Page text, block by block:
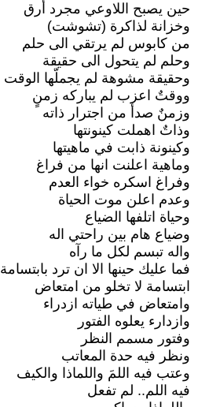
حين يصبح اللاوعي مجرد أرق
وخزانة لذاكرة (تشوشت)
من كابوس لم يرتقي الى حلم
وحلم لم يتحول الى حقيقة
وحقيقة مشوهة لم يجملّها الوقت
ووقتٌ اعزب لم يباركه زمنٍ
وزمنٌ صدأ من اجترار ذاته
وذاتٌ اهملت كينونتها
وكينونة ذابت في ماهيتها
وماهية اعلنت انها من فراغ
وفراغ اسكره خواء العدم
وعدم اعلن موت الحياة
وحياة اتلفها الضياع
وضياع هام بين راحتي اله
واله تبسم لكل ما رآه
فما عليك حينها الا ان ترد بابتسامة
ابتسامة لا تخلو من امتعاض
وامتعاض في طياته ازدراء
وازدارء يعلوه الفتور
وفتور مسمم النظر
ونظر فيه حدة المعاتب
وعتب فيه اللمَ واللماذا والكيف
فيه اللم.. لم تفعل